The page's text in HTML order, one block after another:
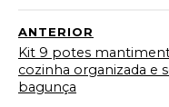
ANTERIOR
Kit 9 potes
cozinha organizada e
bagunça